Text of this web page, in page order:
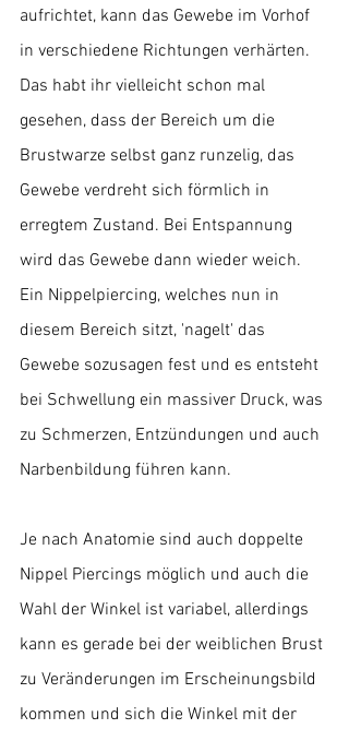
aufrichtet, kann das Gewebe im Vorhof
in verschiedene Richtungen verhärten.
Das habt ihr vielleicht schon mal
gesehen, dass der Bereich um die
Brustwarze selbst ganz runzelig, das
Gewebe verdreht sich förmlich in
erregtem Zustand. Bei Entspannung
wird das Gewebe dann wieder weich.
Ein Nippelpiercing, welches nun in
diesem Bereich sitzt, 'nagelt' das
Gewebe sozusagen fest und es entsteht
bei Schwellung ein massiver Druck, was
zu Schmerzen, Entzündungen und auch
Narbenbildung führen kann.
Je nach Anatomie sind auch doppelte
Nippel Piercings möglich und auch die
Wahl der Winkel ist variabel, allerdings
kann es gerade bei der weiblichen Brust
zu Veränderungen im Erscheinungsbild
kommen und sich die Winkel mit der